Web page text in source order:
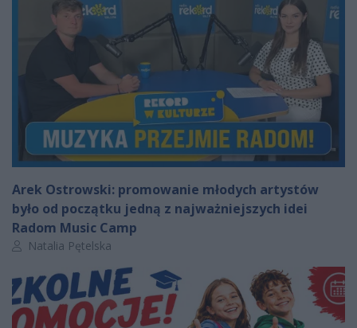
Arek Ostrowski: promowanie młodych artystów
było od początku jedną z najważniejszych idei
Radom Music Camp
Autor artykułu:
Natalia Pętelska